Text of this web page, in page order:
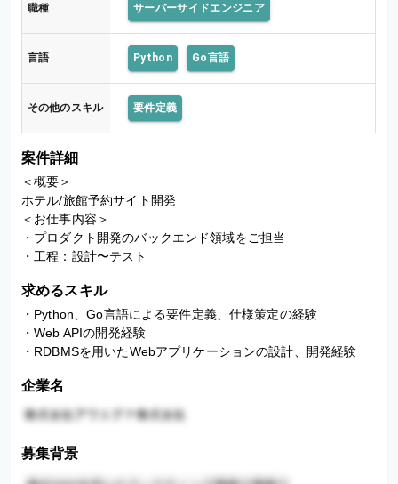
職種 サーバーサイドエンジニア
言語 Python Go言語
その他のスキル 要件定義
案件詳細
＜概要＞
ホテル/旅館予約サイト開発
＜お仕事内容＞
・プロダクト開発のバックエンド領域をご担当
・工程：設計〜テスト
求めるスキル
・Python、Go言語による要件定義、仕様策定の経験
・Web APIの開発経験
・RDBMSを用いたWebアプリケーションの設計、開発経験
企業名
募集背景